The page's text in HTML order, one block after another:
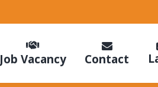
Job Vacancy Contact